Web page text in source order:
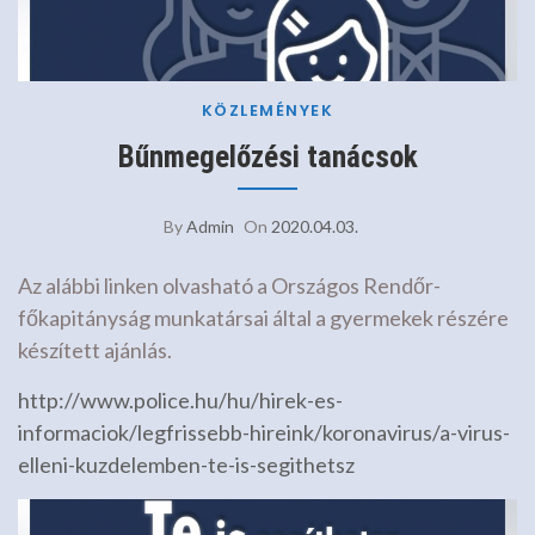
KÖZLEMÉNYEK
Bűnmegelőzési tanácsok
ByAdmin On 2020.04.03.
Az alábbi linken olvasható a Országos Rendőr-
főkapitányság munkatársai által a gyermekek részére
készített ajánlás.
http://www.police.hu/hu/hirek-es-
informaciok/legfrissebb-hireink/koronavirus/a-virus-
elleni-kuzdelemben-te-is-segithetsz